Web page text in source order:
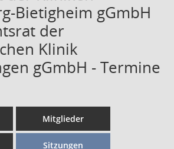
Bietigheim gGmbH
der
Klinik
gGmbH - Termine
Mitglieder
Sitzungen